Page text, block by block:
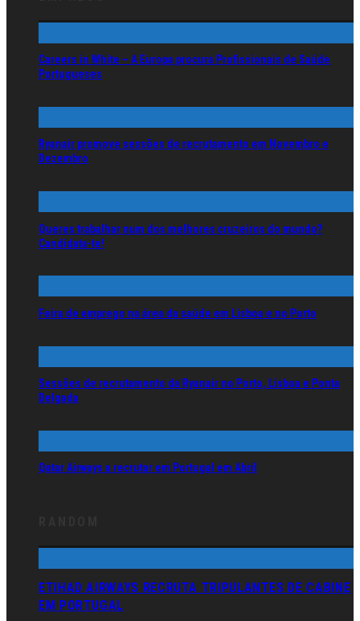
Careers in White – A Europa procura Profissionais de Saúde
Portugueses
Ryanair promove sessões de recrutamento em Novembro e
Dezembro
Queres trabalhar num dos melhores cruzeiros do mundo?
Candidata-te!
Feira de emprego na área da saúde em Lisboa e no Porto
Sessões de recrutamento da Ryanair no Porto, Lisboa e Ponta
Delgada
Qatar Airways a recrutar em Portugal em Abril
ETIHAD AIRWAYS RECRUTA TRIPULANTES DE CABINE
EM PORTUGAL